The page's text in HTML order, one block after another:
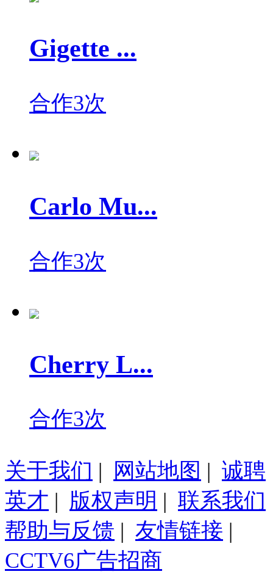
Gigette ...
合作3次
Carlo Mu...
合作3次
Cherry L...
合作3次
关于我们 | 网站地图 | 诚聘
英才 | 版权声明 | 联系我们
帮助与反馈 | 友情链接 |
CCTV6广告招商